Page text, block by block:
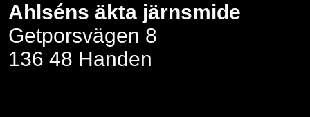
Ahlséns äkta järnsmide
Getporsvägen 8
136 48 Handen